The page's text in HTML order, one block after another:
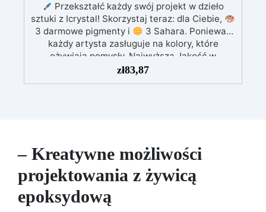
Przekształć każdy swój projekt w dzieło
sztuki z Icrystal! Skorzystaj teraz: dla Ciebie,
3 darmowe pigmenty i
3 Sahara. Ponieważ
każdy artysta zasługuje na kolory, które
ożywiają pomysły. Najwyższa Jakość w
Przystępnej Cenie – Podnieś jakość swoich
dzieł bez rujnowania portfela! ICRYSTAL oferuje
wykończeniem, które zachwyca.
Odporność
na UV - Ciesz się długowiecznością swoich
projektów! ICRYSTAL jest specjalnie
opracowana, aby nie żółkła z czasem,
zapewniając, że Twoje twory pozostaną żywe i
zł83,87
– Kreatywne możliwości
projektowania z żywicą
epoksydową